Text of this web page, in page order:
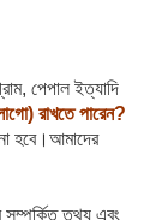
পেপাল ইত্যাদি
রাখতে পারেন?
হবে।আমাদের
সম্পর্কিত তথ্য এবং